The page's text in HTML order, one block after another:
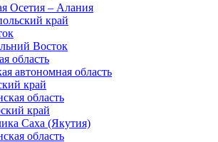
Осетия – Алания
край
Восток
область
автономная область
край
область
край
Саха (Якутия)
область